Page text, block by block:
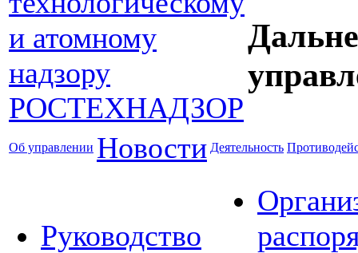
Об управлении Новости Деятельность
Руководство